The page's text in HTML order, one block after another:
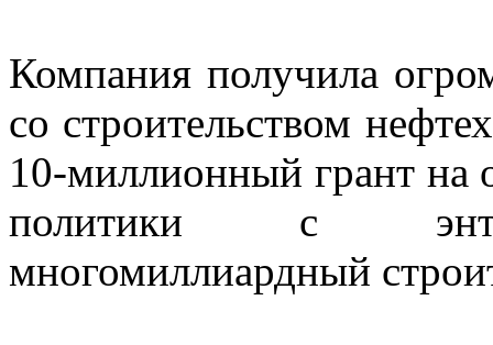
Компания получила
со строительством
10-миллионный грант на
политики с
многомиллиардный